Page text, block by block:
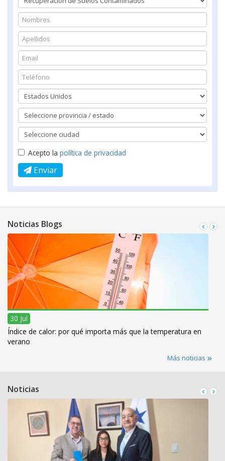
Acepto la política de privacidad
Enviar
Noticias Blogs
30 Jul
Índice de calor: por qué importa más que la temperatura en
verano
Más noticias
Noticias